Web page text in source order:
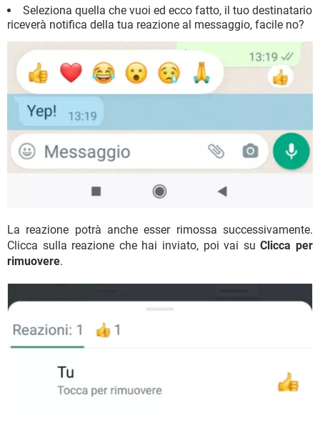
Seleziona quella che vuoi ed ecco fatto, il tuo destinatario
riceverà notifica della tua reazione al messaggio, facile no?
La reazione potrà anche esser rimossa successivamente.
Clicca sulla reazione che hai inviato, poi vai suClicca per
rimuovere.